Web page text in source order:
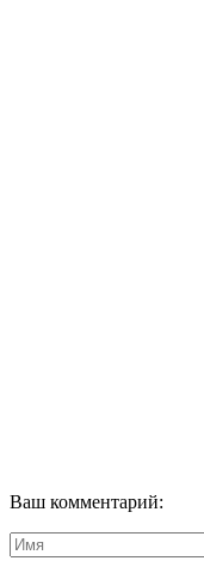
Ваш комментарий: